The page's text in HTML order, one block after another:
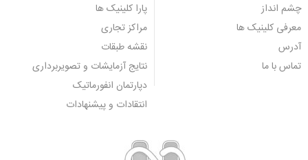
چشم انداز
معرفی کلینیک ها
آدرس
تماس با ما
پارا کلینیک ها
مراکز تجاری
نقشه طبقات
نتایج آزمایشات و تصویربرداری
دپارتمان انفورماتیک
انتقادات و پیشنهادات